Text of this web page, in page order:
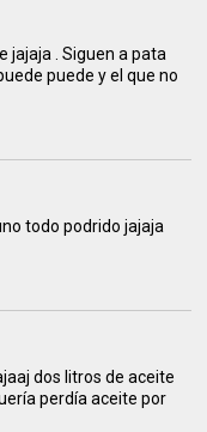
jajaja . Siguen a pata
puede y el que no
todo podrido jajaja
dos litros de aceite
perdía aceite por